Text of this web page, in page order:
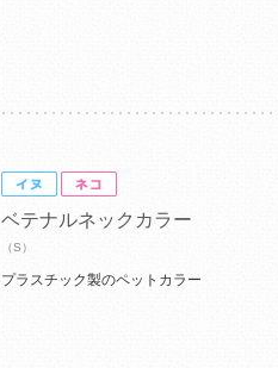
ベテナルネックカラー
（S）
プラスチック製のペットカラー